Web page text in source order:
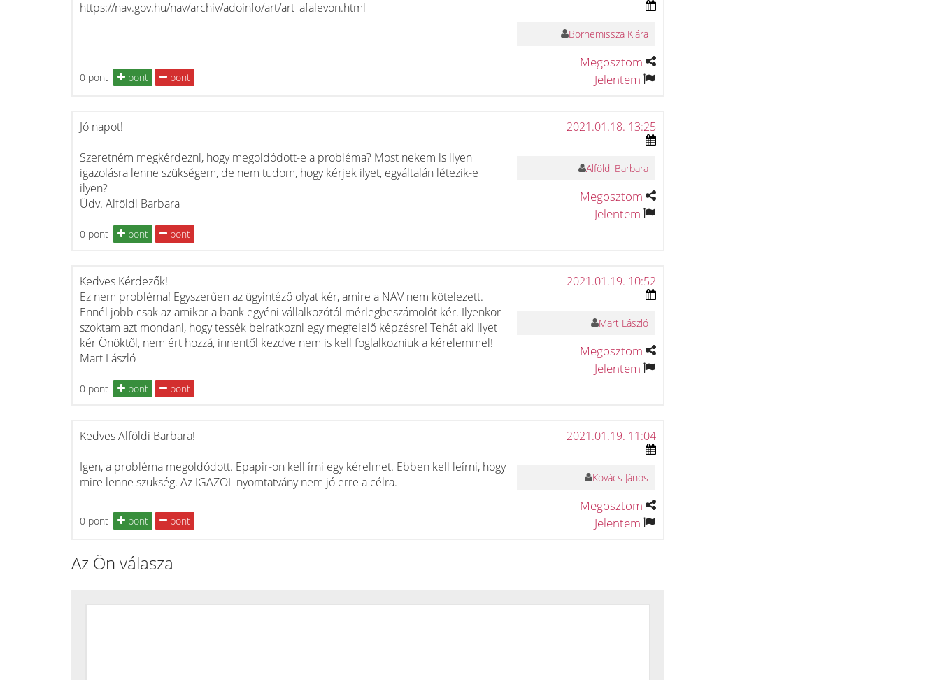
https://nav.gov.hu/nav/archiv/adoinfo/art/art_afalevon.html
0 pont pont pont
Bornemissza Klára
Megosztom
Jelentem
Jó napot!
Szeretném megkérdezni, hogy megoldódott-e a probléma? Most nekem is ilyen
igazolásra lenne szükségem, de nem tudom, hogy kérjek ilyet, egyáltalán létezik-e
ilyen?
Üdv. Alföldi Barbara
0 pont pont pont
2021.01.18. 13:25
Alföldi Barbara
Megosztom
Jelentem
Kedves Kérdezők!
Ez nem probléma! Egyszerűen az ügyintéző olyat kér, amire a NAV nem kötelezett.
Ennél jobb csak az amikor a bank egyéni vállalkozótól mérlegbeszámolót kér. Ilyenkor
szoktam azt mondani, hogy tessék beiratkozni egy megfelelő képzésre! Tehát aki ilyet
kér Önöktől, nem ért hozzá, innentől kezdve nem is kell foglalkozniuk a kérelemmel!
Mart László
0 pont pont pont
2021.01.19. 10:52
Mart László
Megosztom
Jelentem
Kedves Alföldi Barbara!
Igen, a probléma megoldódott. Epapir-on kell írni egy kérelmet. Ebben kell leírni, hogy
mire lenne szükség. Az IGAZOL nyomtatvány nem jó erre a célra.
0 pont pont pont
2021.01.19. 11:04
Kovács János
Megosztom
Jelentem
Az Ön válasza